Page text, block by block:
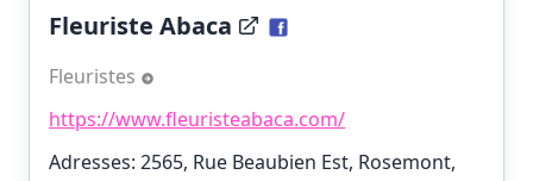
Fleuriste Abaca
Fleuristes
https://www.fleuristeabaca.com/
Adresses: 2565, Rue Beaubien Est, Rosemont,